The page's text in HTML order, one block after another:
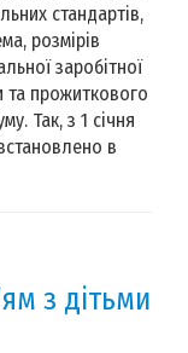
стандартів,
розмірів
заробітної
та прожиткового
Так, з 1 січня
в
з дітьми